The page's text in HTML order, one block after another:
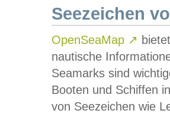
Seezeichen
OpenSeaMap ↗
nautische
Seamarks sind
Booten und Schiffen
von Seezeichen wie